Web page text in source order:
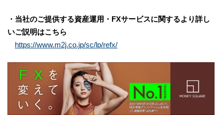
・当社のご提供する資産運用・FXサービスに関するより詳し
いご説明はこちら
https://www.m2j.co.jp/sc/lp/refx/